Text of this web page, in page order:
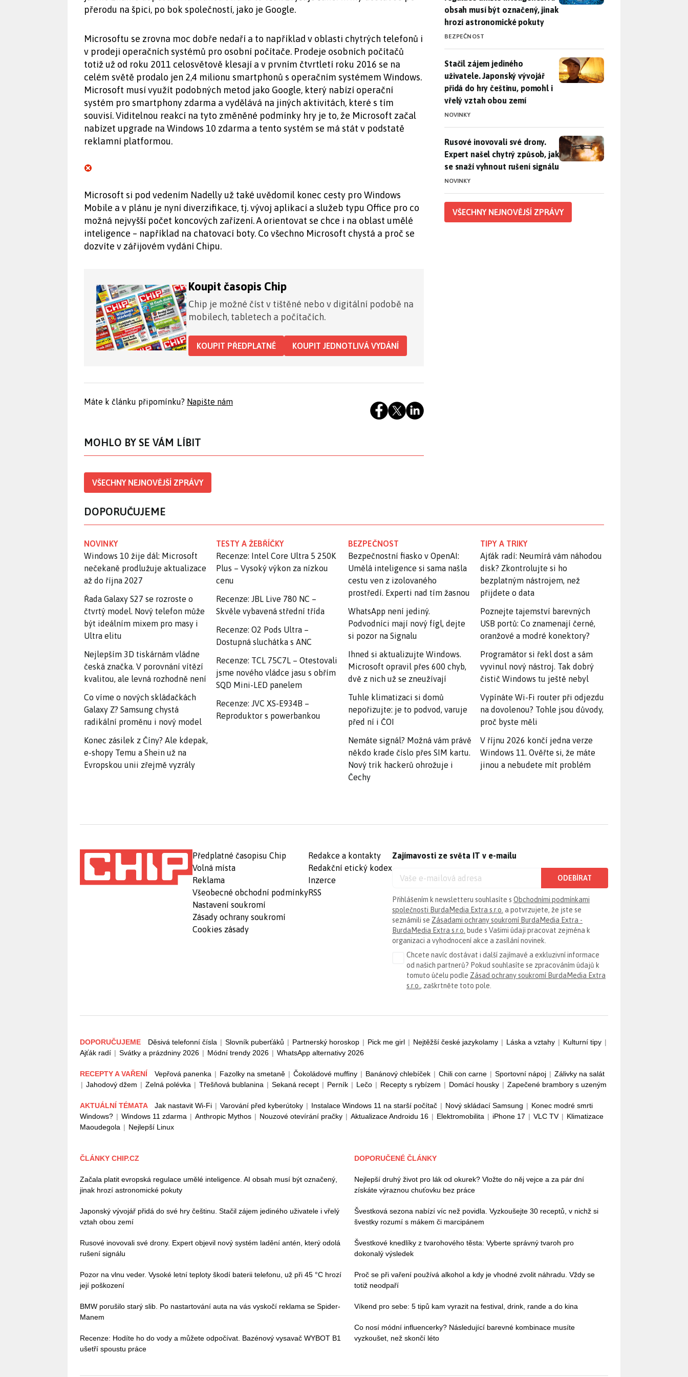
přerodu na špici, po bok společností, jako je Google.
Microsoftu se zrovna moc dobře nedaří a to například v oblasti chytrých telefonů i
v prodeji operačních systémů pro osobní počítače. Prodeje osobních počítačů
totiž už od roku 2011 celosvětově klesají a v prvním čtvrtletí roku 2016 se na
celém světě prodalo jen 2,4 milionu smartphonů s operačním systémem Windows.
Microsoft musí využít podobných metod jako Google, který nabízí operační
systém pro smartphony zdarma a vydělává na jiných aktivitách, které s tím
souvisí. Viditelnou reakcí na tyto změněné podmínky hry je to, že Microsoft začal
nabízet upgrade na Windows 10 zdarma a tento systém se má stát v podstatě
reklamní platformou.
Microsoft si pod vedením Nadelly už také uvědomil konec cesty pro Windows
Mobile a v plánu je nyní diverzifikace, tj. vývoj aplikací a služeb typu Office pro co
možná nejvyšší počet koncových zařízení. A orientovat se chce i na oblast umělé
inteligence – například na chatovací boty. Co všechno Microsoft chystá a proč se
dozvíte v zářijovém vydání Chipu.
Koupit časopis Chip
Chip je možné číst v tištěné nebo v digitální podobě na
mobilech, tabletech a počítačích.
KOUPIT PŘEDPLATNÉ KOUPIT JEDNOTLIVÁ VYDÁNÍ
Máte k článku připomínku? Napište nám
MOHLO BY SE VÁM LÍBIT
VŠECHNY NEJNOVĚJŠÍ ZPRÁVY
obsah musí být označený, jinak
hrozí astronomické pokuty
BEZPEČNOST
Stačil zájem jediného uživatele. Japonský vývojář přidá do hry
Stačil zájem jediného
uživatele. Japonský vývojář
přidá do hry češtinu, pomohl i
vřelý vztah obou zemí
NOVINKY
Rusové inovovali své drony. Expert našel chytrý způsob, jak se
Rusové inovovali své drony.
Expert našel chytrý způsob, jak
se snaží vyhnout rušení signálu
NOVINKY
VŠECHNY NEJNOVĚJŠÍ ZPRÁVY
DOPORUČUJEME
NOVINKY
Windows 10 žije dál: Microsoft
nečekaně prodlužuje aktualizace
až do října 2027
Řada Galaxy S27 se rozroste o
čtvrtý model. Nový telefon může
být ideálním mixem pro masy i
Ultra elitu
Nejlepším 3D tiskárnám vládne
česká značka. V porovnání vítězí
kvalitou, ale levná rozhodně není
Co víme o nových skládačkách
Galaxy Z? Samsung chystá
radikální proměnu i nový model
Konec zásilek z Číny? Ale kdepak,
e-shopy Temu a Shein už na
Evropskou unii zřejmě vyzrály
TESTY A ŽEBŘÍČKY
Recenze: Intel Core Ultra 5 250K
Plus – Vysoký výkon za nízkou
cenu
Recenze: JBL Live 780 NC –
Skvěle vybavená střední třída
Recenze: O2 Pods Ultra –
Dostupná sluchátka s ANC
Recenze: TCL 75C7L – Otestovali
jsme nového vládce jasu s obřím
SQD Mini-LED panelem
Recenze: JVC XS-E934B –
Reproduktor s powerbankou
BEZPEČNOST
Bezpečnostní fiasko v OpenAI:
Umělá inteligence si sama našla
cestu ven z izolovaného
prostředí. Experti nad tím žasnou
WhatsApp není jediný.
Podvodníci mají nový fígl, dejte
si pozor na Signalu
Ihned si aktualizujte Windows.
Microsoft opravil přes 600 chyb,
dvě z nich už se zneužívají
Tuhle klimatizaci si domů
nepořizujte: je to podvod, varuje
před ní i ČOI
Nemáte signál? Možná vám právě
někdo krade číslo přes SIM kartu.
Nový trik hackerů ohrožuje i
Čechy
TIPY A TRIKY
Ajťák radí: Neumírá vám náhodou
disk? Zkontrolujte si ho
bezplatným nástrojem, než
přijdete o data
Poznejte tajemství barevných
USB portů: Co znamenají černé,
oranžové a modré konektory?
Programátor si řekl dost a sám
vyvinul nový nástroj. Tak dobrý
čistič Windows tu ještě nebyl
Vypínáte Wi-Fi router při odjezdu
na dovolenou? Tohle jsou důvody,
proč byste měli
V říjnu 2026 končí jedna verze
Windows 11. Ověřte si, že máte
jinou a nebudete mít problém
Předplatné časopisu Chip
Volná místa
Reklama
Všeobecné obchodní podmínky
Nastavení soukromí
Zásady ochrany soukromí
Cookies zásady
Redakce a kontakty
Redakční etický kodex
Inzerce
RSS
Zajímavosti ze světa IT v e-mailu
ODEBÍRAT
Přihlášením k newsletteru souhlasíte s Obchodními podmínkami
společnosti BurdaMedia Extra s.r.o. a potvrzujete, že jste se
seznámili se Zásadami ochrany soukromí BurdaMedia Extra -
BurdaMedia Extra s.r.o. bude s Vašimi údaji pracovat zejména k
organizaci a vyhodnocení akce a zasílání novinek.
Chcete navíc dostávat i další zajímavé a exkluzivní informace
od našich partnerů? Pokud souhlasíte se zpracováním údajů k
tomuto účelu podle Zásad ochrany soukromí BurdaMedia Extra
s.r.o. , zaškrtněte toto pole.
DOPORUČUJEME Děsivá telefonní čísla | Slovník puberťáků | Partnerský horoskop | Pick me girl | Nejtěžší české jazykolamy | Láska a vztahy | Kulturní tipy |
Ajťák radí | Svátky a prázdniny 2026 | Módní trendy 2026 | WhatsApp alternativy 2026
RECEPTY A VAŘENÍ Vepřová panenka | Fazolky na smetaně | Čokoládové muffiny | Banánový chlebíček | Chili con carne | Sportovní nápoj | Zálivky na salát
| Jahodový džem | Zelná polévka | Třešňová bublanina | Sekaná recept | Perník | Lečo | Recepty s rybízem | Domácí housky | Zapečené brambory s uzeným
AKTUÁLNÍ TÉMATA Jak nastavit Wi-Fi | Varování před kyberútoky | Instalace Windows 11 na starší počítač | Nový skládací Samsung | Konec modré smrti
Windows? | Windows 11 zdarma | Anthropic Mythos | Nouzové otevírání pračky | Aktualizace Androidu 16 | Elektromobilita | iPhone 17 | VLC TV | Klimatizace
Maoudegola | Nejlepší Linux
ČLÁNKY CHIP.CZ
Začala platit evropská regulace umělé inteligence. AI obsah musí být označený,
jinak hrozí astronomické pokuty
Japonský vývojář přidá do své hry češtinu. Stačil zájem jediného uživatele i vřelý
vztah obou zemí
Rusové inovovali své drony. Expert objevil nový systém ladění antén, který odolá
rušení signálu
Pozor na vlnu veder. Vysoké letní teploty škodí baterii telefonu, už při 45 °C hrozí
její poškození
BMW porušilo starý slib. Po nastartování auta na vás vyskočí reklama se Spider-
Manem
Recenze: Hodíte ho do vody a můžete odpočívat. Bazénový vysavač WYBOT B1
ušetří spoustu práce
DOPORUČENÉ ČLÁNKY
Nejlepší druhý život pro lák od okurek? Vložte do něj vejce a za pár dní
získáte výraznou chuťovku bez práce
Švestková sezona nabízí víc než povidla. Vyzkoušejte 30 receptů, v nichž si
švestky rozumí s mákem či marcipánem
Švestkové knedlíky z tvarohového těsta: Vyberte správný tvaroh pro
dokonalý výsledek
Proč se při vaření používá alkohol a kdy je vhodné zvolit náhradu. Vždy se
totiž neodpaří
Víkend pro sebe: 5 tipů kam vyrazit na festival, drink, rande a do kina
Co nosí módní influencerky? Následující barevné kombinace musíte
vyzkoušet, než skončí léto